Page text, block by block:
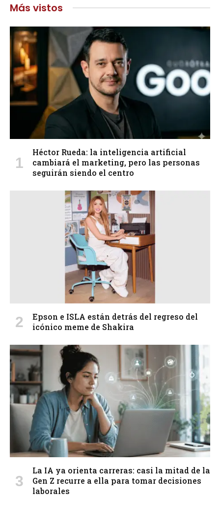
Más vistos
Héctor Rueda: la inteligencia artificial
cambiará el marketing, pero las personas
seguirán siendo el centro
Epson e ISLA están detrás del regreso del
icónico meme de Shakira
La IA ya orienta carreras: casi la mitad de la
Gen Z recurre a ella para tomar decisiones
laborales